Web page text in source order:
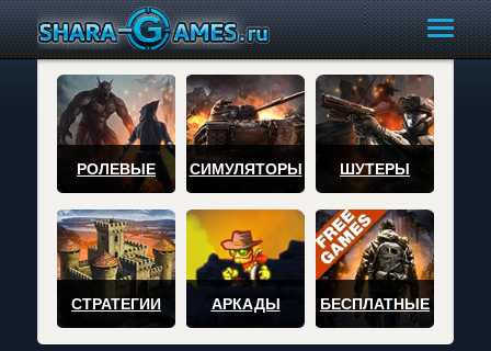
РОЛЕВЫЕ СИМУЛЯТОРЫ ШУТЕРЫ
СТРАТЕГИИ АРКАДЫ БЕСПЛАТНЫЕ